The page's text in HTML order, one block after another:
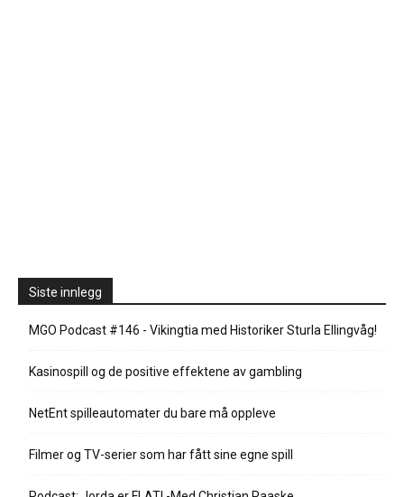
Siste innlegg
MGO Podcast #146 - Vikingtia med Historiker Sturla Ellingvåg!
Kasinospill og de positive effektene av gambling
NetEnt spilleautomater du bare må oppleve
Filmer og TV-serier som har fått sine egne spill